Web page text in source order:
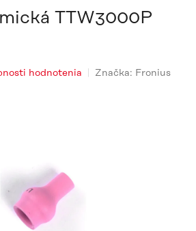
TTW3000P
hodnotenia Značka: Fronius